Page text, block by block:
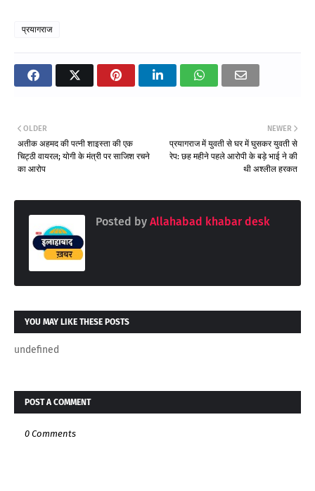
प्रयागराज
NEWER
प्रयागराज में युवती से घर में घुसकर युवती से
रेप: छह महीने पहले आरोपी के बड़े भाई ने की
थी अश्लील हरकत
OLDER
अतीक अहमद की पत्नी शाइस्ता की एक
चिट्ठी वायरल; योगी के मंत्री पर साजिश रचने
का आरोप
Posted by Allahabad khabar desk
YOU MAY LIKE THESE POSTS
undefined
POST A COMMENT
0 Comments